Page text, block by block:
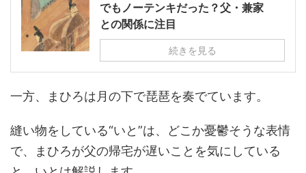
でもノーテンキだった？父・兼家
との関係に注目
続きを見る
一方、まひろは月の下で琵琶を奏でています。
縫い物をしている“いと”は、どこか憂鬱そうな表情
で、まひろが父の帰宅が遅いことを気にしている